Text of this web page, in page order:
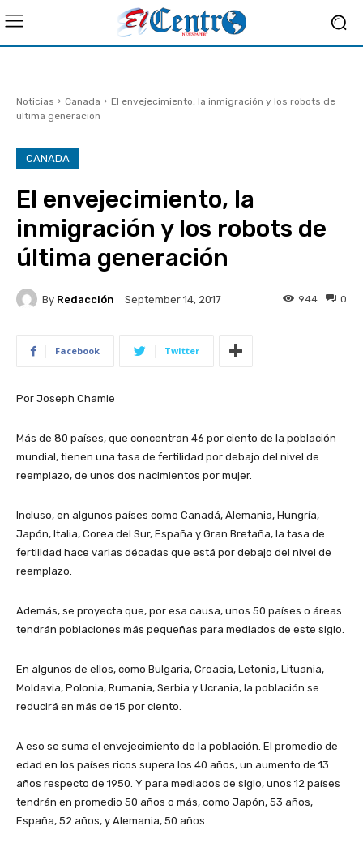
Noticias Canada
El envejecimiento, la inmigración y los robots de
última generación
CANADA
El envejecimiento, la
inmigración y los robots de
última generación
By Redacción September 14, 2017 0
944
Facebook Twitter
Por Joseph Chamie
Más de 80 países, que concentran 46 por ciento de la población
mundial, tienen una tasa de fertilidad por debajo del nivel de
reemplazo, de unos dos nacimientos por mujer.
Incluso, en algunos países como Canadá, Alemania, Hungría,
Japón, Italia, Corea del Sur, España y Gran Bretaña, la tasa de
fertilidad hace varias décadas que está por debajo del nivel de
reemplazo.
Además, se proyecta que, por esa causa, unos 50 países o áreas
tendrán poblaciones más pequeñas para mediados de este siglo.
En algunos de ellos, como Bulgaria, Croacia, Letonia, Lituania,
Moldavia, Polonia, Rumania, Serbia y Ucrania, la población se
reducirá en más de 15 por ciento.
A eso se suma el envejecimiento de la población. El promedio de
edad en los países ricos supera los 40 años, un aumento de 13
años respecto de 1950. Y para mediados de siglo, unos 12 países
tendrán en promedio 50 años o más, como Japón, 53 años,
España, 52 años, y Alemania, 50 años.